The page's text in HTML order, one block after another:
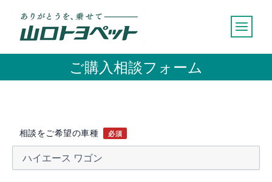
ス
ご購入相談フォーム
相談をご希望の車種 必須